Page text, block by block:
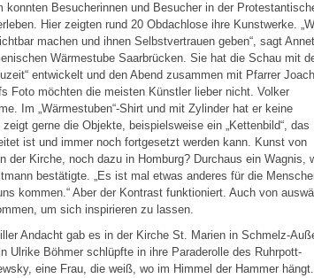
konnten Besucherinnen und Besucher in der
Hier zeigten rund 20 Obdachlose ihre Kunstwerke.
machen und ihnen Selbstvertrauen geben“, sagt
Wärmestube Saarbrücken. Sie hat die Schau mit
entwickelt und den Abend zusammen mit Pfarrer
Foto möchten die meisten Künstler lieber nicht. Volker
Im „Wärmestuben“-Shirt und mit Zylinder hat er keine
gerne die Objekte, beispielsweise ein „Kettenbild“, das
ist und immer noch fortgesetzt werden kann. Kunst von
der Kirche, noch dazu in Homburg? Durchaus ein Wagnis,
bestätigte. „Es ist mal etwas anderes für die
kommen.“ Aber der Kontrast funktioniert. Auch von
um sich inspirieren zu lassen.
Andacht gab es in der Kirche St. Marien in Schmelz-
Ulrike Böhmer schlüpfte in ihre Paraderolle des Ruhrpott-
eine Frau, die weiß, wo im Himmel der Hammer hängt.